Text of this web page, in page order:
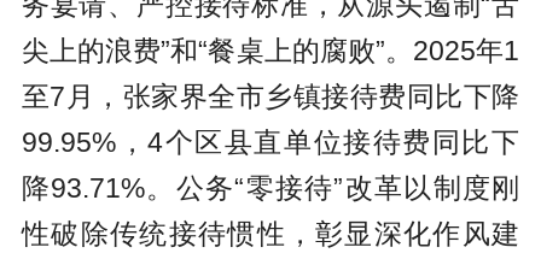
尖上的浪费”和“餐桌上的腐败”。2025年1
至7月，张家界全市乡镇接待费同比下降
99.95%，4个区县直单位接待费同比下
降93.71%。公务“零接待”改革以制度刚
性破除传统接待惯性，彰显深化作风建